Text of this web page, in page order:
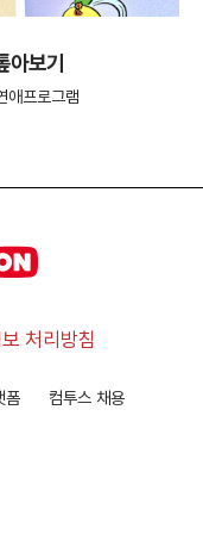
아보기
애프로그램
처리방침
폼 컴투스 채용